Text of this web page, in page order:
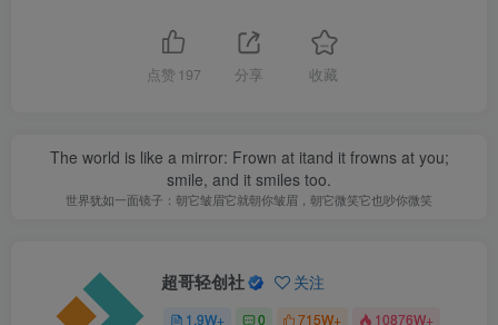
点赞 197 分享 收藏
The world is like a mirror: Frown at itand it frowns at you;
smile, and it smiles too.
世界犹如一面镜子：朝它皱眉它就朝你皱眉，朝它微笑它也吵你微笑
超哥轻创社 关注
1.9W+ 0 715W+ 10876W+